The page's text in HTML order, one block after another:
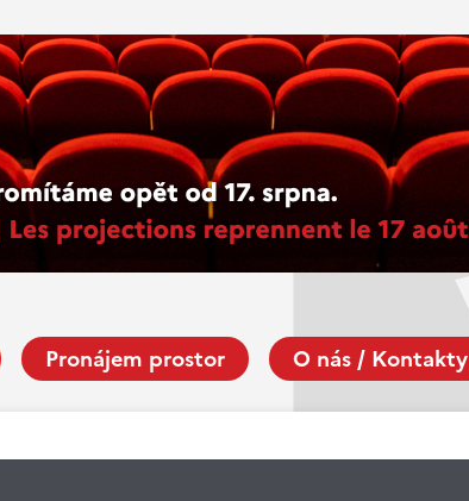
Pronájem prostor O nás / Kontakty